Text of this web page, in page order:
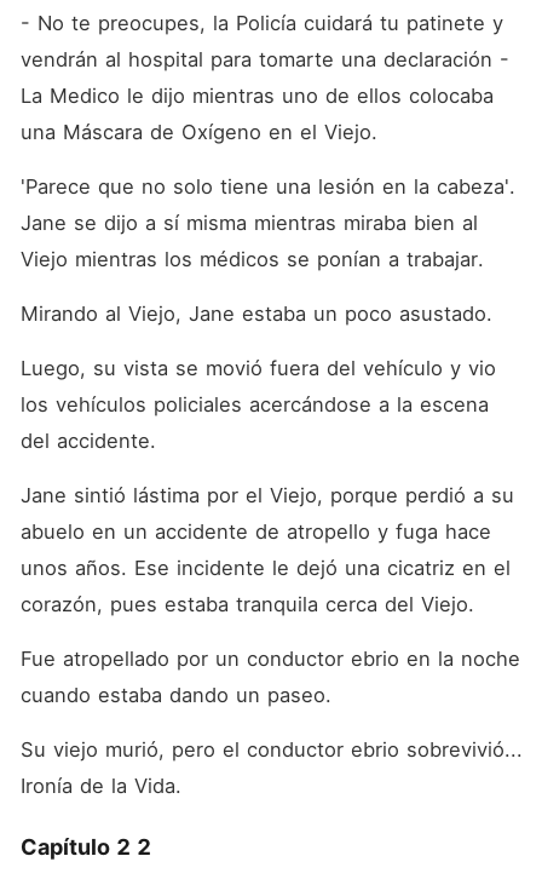
- No te preocupes, la Policía cuidará tu patinete y
vendrán al hospital para tomarte una declaración -
La Medico le dijo mientras uno de ellos colocaba
una Máscara de Oxígeno en el Viejo.
'Parece que no solo tiene una lesión en la cabeza'.
Jane se dijo a sí misma mientras miraba bien al
Viejo mientras los médicos se ponían a trabajar.
Mirando al Viejo, Jane estaba un poco asustado.
Luego, su vista se movió fuera del vehículo y vio
los vehículos policiales acercándose a la escena
del accidente.
Jane sintió lástima por el Viejo, porque perdió a su
abuelo en un accidente de atropello y fuga hace
unos años. Ese incidente le dejó una cicatriz en el
corazón, pues estaba tranquila cerca del Viejo.
Fue atropellado por un conductor ebrio en la noche
cuando estaba dando un paseo.
Su viejo murió, pero el conductor ebrio sobrevivió...
Ironía de la Vida.
Capítulo 2 2